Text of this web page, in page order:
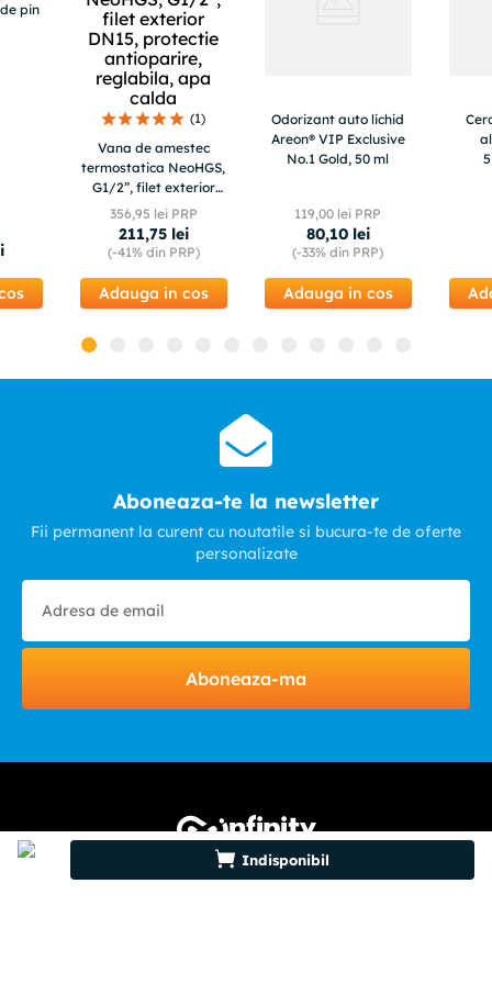
Indisponibil
pin
(1)
Vana de amestec
termostatica NeoHGS,
G1/2”, filet exterior
DN15, protectie
antioparire, reglabila,
apa calda
356,95 lei PRP
211,75 lei
(-41%din PRP)
Adauga in cos
Odorizant auto lichid
Areon® VIP Exclusive
No.1 Gold, 50 ml
119,00 lei PRP
80,10 lei
(-33% din PRP)
Adauga in cos
Aboneaza-te la newsletter
Fii permanent la curent cu noutatile si bucura-te de oferte
personalizate
Aboneaza-ma
HELP & CONTACT